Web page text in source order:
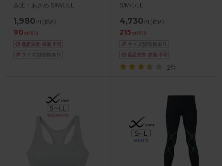
み丈：あさめ S/M/L/LL
1,980 円 (税込)
90pt獲得
S/M/L/LL
4,730 円 (税込)
215pt獲得
2件